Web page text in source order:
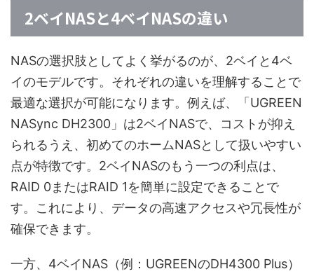
2ベイNASと4ベイNASの違い
NASの選択肢としてよく挙がるのが、2ベイと4ベ
イのモデルです。それぞれの違いを理解することで
最適な選択が可能になります。例えば、「UGREEN
NASync DH2300」は2ベイNASで、コストが抑え
られるうえ、初めてのホームNASとして扱いやすい
点が特徴です。2ベイNASのもう一つの利点は、
RAID 0またはRAID 1を簡単に設定できることで
す。これにより、データの高速アクセスや冗長性が
確保できます。
一方、4ベイNAS（例：UGREENのDH4300 Plus）